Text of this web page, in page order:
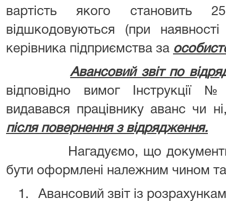
вартість якого становить
відшкодовуються (при
керівника підприємства за
Авансовий звіт по
відповідно вимог Інструкції
видавався працівнику аванс чи
після повернення з відрядження.
Нагадуємо, що документи
бути оформлені належним чином
1.
Авансовий звіт із